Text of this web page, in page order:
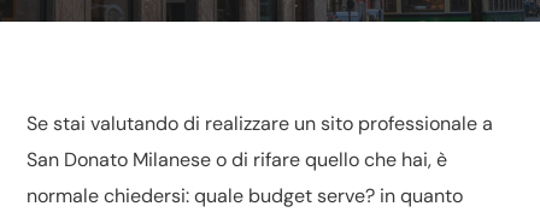
Se stai valutando di realizzare un sito professionale a
San Donato Milanese o di rifare quello che hai, è
normale chiedersi: quale budget serve? in quanto